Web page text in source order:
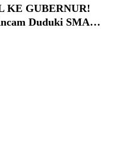
KE GUBERNUR!
Duduki SMA